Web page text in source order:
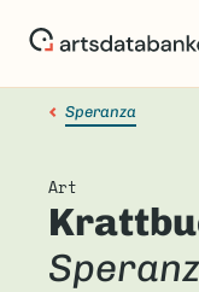
Speranza
Art